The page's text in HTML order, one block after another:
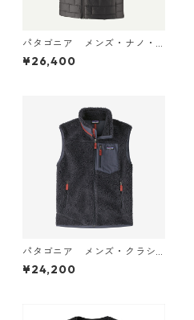
パタゴニア メンズ・ナノ・
パフ・ベスト (カラー Black)
Patagonia Men's Nano Puff
¥26,400
パタゴニア メンズ・クラシ
ック・レトロX・ベスト (カ
ラー Smolder Blue) Patagoni
¥24,200